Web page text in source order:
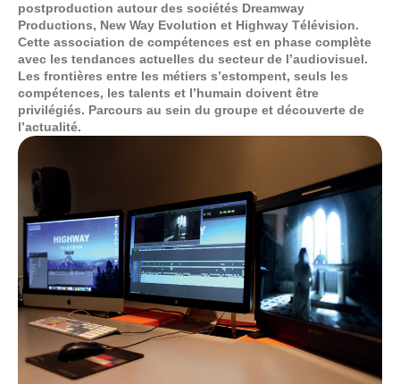
postproduction autour des sociétés Dreamway
Productions, New Way Evolution et Highway Télévision.
Cette association de compétences est en phase complète
avec les tendances actuelles du secteur de l’audiovisuel.
Les frontières entre les métiers s’estompent, seuls les
compétences, les talents et l’humain doivent être
privilégiés. Parcours au sein du groupe et découverte de
l’actualité.